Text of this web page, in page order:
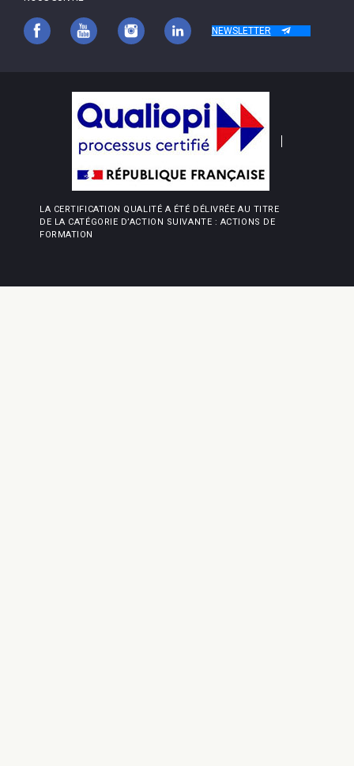
NEWSLETTER
LA CERTIFICATION QUALITÉ A ÉTÉ DÉLIVRÉE AU TITRE
DE LA CATÉGORIE D’ACTION SUIVANTE : ACTIONS DE
FORMATION